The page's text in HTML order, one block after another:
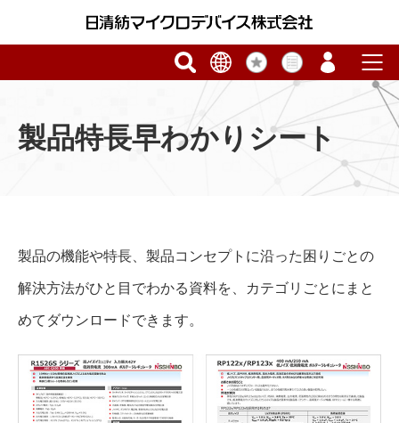
製品特長早わかりシート
製品の機能や特長、製品コンセプトに沿った困りごとの
解決方法がひと目でわかる資料を、カテゴリごとにまと
めてダウンロードできます。